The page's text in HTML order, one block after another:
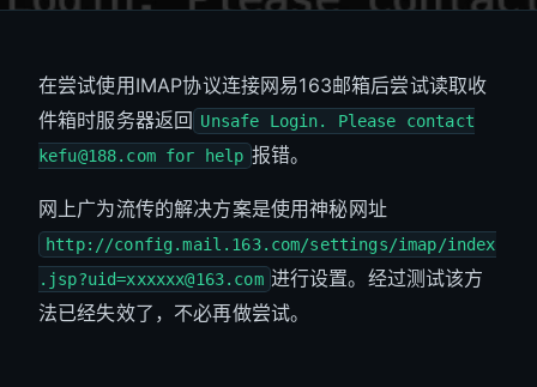
在尝试使用IMAP协议连接网易163邮箱后尝试读取收
件箱时服务器返回 Unsafe Login. Please contact
kefu@188.comfor help 报错。
网上广为流传的解决方案是使用神秘网址
http://config.mail.163.com/settings/imap/index
.jsp?uid=xxxxxx@163.com 进行设置。经过测试该方
法已经失效了，不必再做尝试。